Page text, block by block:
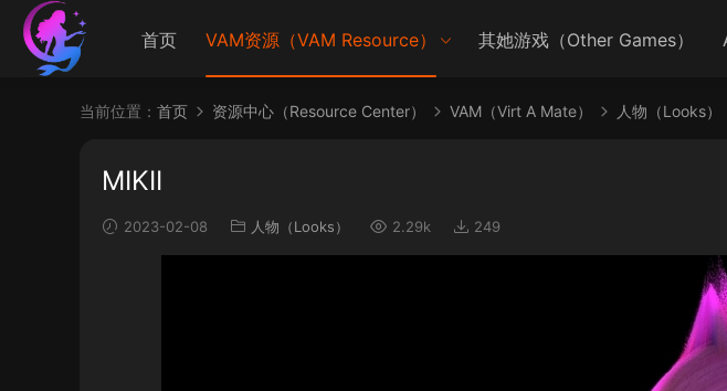
首页 VAM资源（VAM Resource） 其她游戏（Other Games）
当前位置： 首页 资源中心（Resource Center） VAM（Virt A Mate） 人物（Looks）
MIKII
2023-02-08 人物（Looks） 2.29k 249